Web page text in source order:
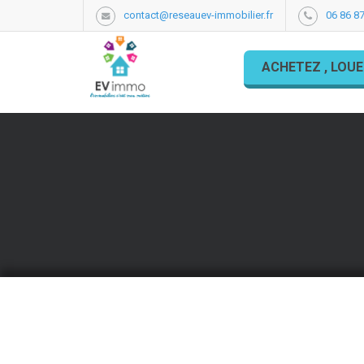
contact@reseauev-immobilier.fr 06 86
ACHETEZ ,